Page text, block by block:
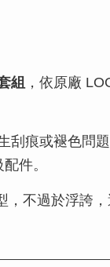
組 ，依原廠
痕或褪色問
件。
，不過於浮誇